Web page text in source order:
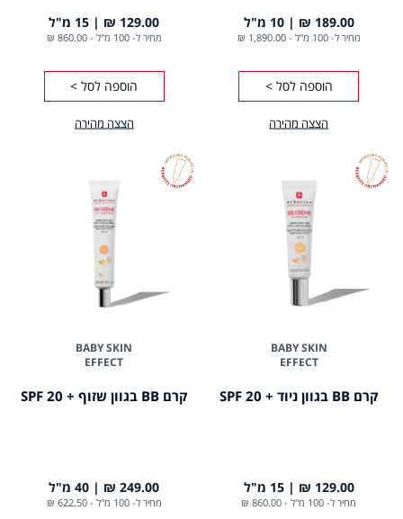
הצצה מהירה
189.00 ₪ 10 מ"ל
מחיר ל- 100 מ"ל -
1,890.00 ₪
הוספה לסל >
הצצה מהירה
129.00 ₪ 15 מ"ל
מחיר ל- 100 מ"ל -
860.00 ₪
הוספה לסל >
BABY SKIN
EFFECT
קרם BB בגוון ניוד + 20 SPF
129.00 ₪ 15 מ"ל
מחיר ל- 100 מ"ל -
860.00 ₪
BABY SKIN
EFFECT
קרם BB בגוון שזוף + 20 SPF
249.00 ₪ 40 מ"ל
מחיר ל- 100 מ"ל -
622.50 ₪